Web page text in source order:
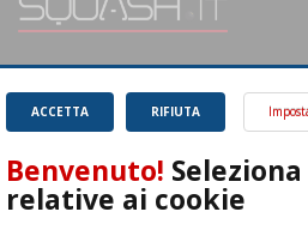
SQUASH.it: Il punto di riferimento
magnifico sport.
Leggi
RIFIUTA
ACCETTA
Benvenuto!
relative ai cookie